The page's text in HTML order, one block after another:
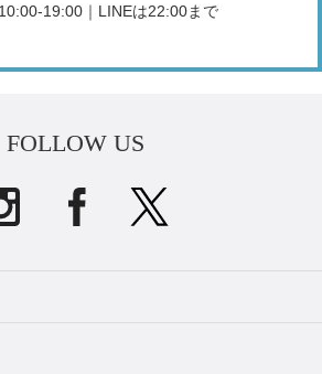
19:00｜LINEは22:00まで
FOLLOW US